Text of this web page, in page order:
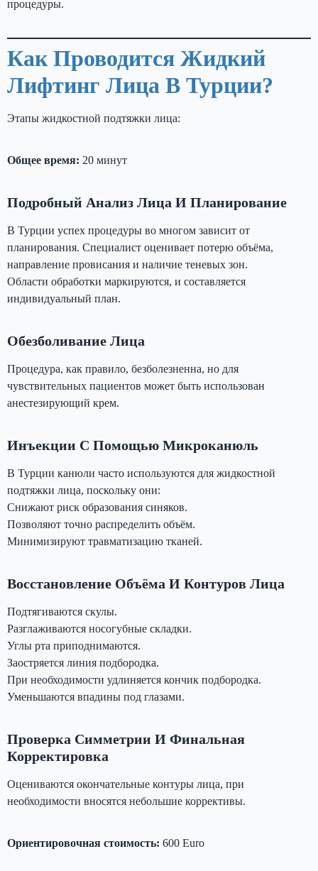
процедуры.
Как Проводится Жидкий
Лифтинг Лица В Турции?
Этапы жидкостной подтяжки лица:
Общее время: 20 минут
Подробный Анализ Лица И Планирование
В Турции успех процедуры во многом зависит от
планирования. Специалист оценивает потерю объёма,
направление провисания и наличие теневых зон.
Области обработки маркируются, и составляется
индивидуальный план.
Обезболивание Лица
Процедура, как правило, безболезненна, но для
чувствительных пациентов может быть использован
анестезирующий крем.
Инъекции С Помощью Микроканюль
В Турции канюли часто используются для жидкостной
подтяжки лица, поскольку они:
Снижают риск образования синяков.
Позволяют точно распределить объём.
Минимизируют травматизацию тканей.
Восстановление Объёма И Контуров Лица
Подтягиваются скулы.
Разглаживаются носогубные складки.
Углы рта приподнимаются.
Заостряется линия подбородка.
При необходимости удлиняется кончик подбородка.
Уменьшаются впадины под глазами.
Проверка Симметрии И Финальная
Корректировка
Оцениваются окончательные контуры лица, при
необходимости вносятся небольшие коррективы.
Ориентировочная стоимость: 600 Euro